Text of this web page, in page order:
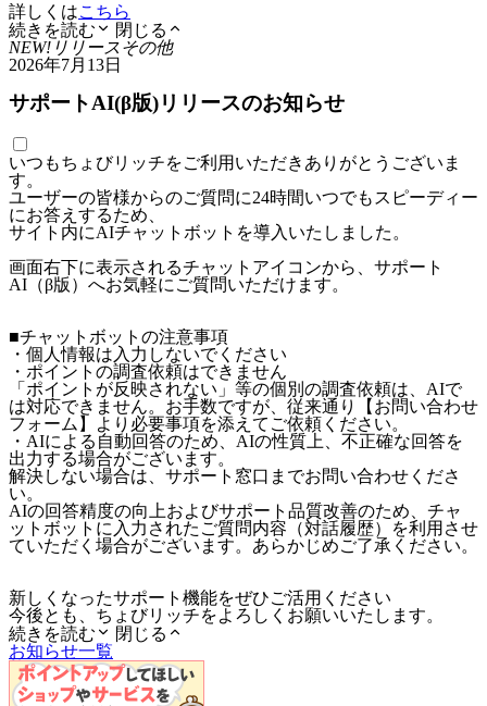
詳しくはこちら
続きを読む
閉じる
NEW! リリースその他
2026年7月13日
サポートAI(β版)リリースのお知らせ
いつもちょびリッチをご利用いただきありがとうございま
す。
ユーザーの皆様からのご質問に24時間いつでもスピーディー
にお答えするため、
サイト内にAIチャットボットを導入いたしました。
画面右下に表示されるチャットアイコンから、サポート
AI（β版）へお気軽にご質問いただけます。
■チャットボットの注意事項
・個人情報は入力しないでください
・ポイントの調査依頼はできません
「ポイントが反映されない」等の個別の調査依頼は、AIで
は対応できません。お手数ですが、従来通り【お問い合わせ
フォーム】より必要事項を添えてご依頼ください。
・AIによる自動回答のため、AIの性質上、不正確な回答を
出力する場合がございます。
解決しない場合は、サポート窓口までお問い合わせくださ
い。
AIの回答精度の向上およびサポート品質改善のため、チャ
ットボットに入力されたご質問内容（対話履歴）を利用させ
ていただく場合がございます。あらかじめご了承ください。
新しくなったサポート機能をぜひご活用ください
今後とも、ちょびリッチをよろしくお願いいたします。
続きを読む
閉じる
お知らせ一覧